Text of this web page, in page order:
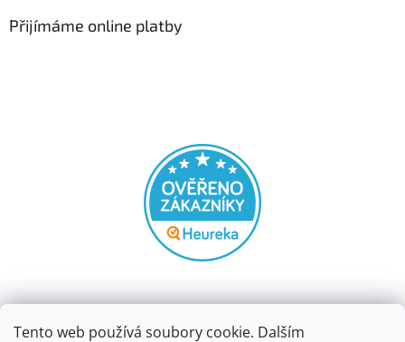
Tento web používá soubory cookie. Dalším
Přijímáme online platby